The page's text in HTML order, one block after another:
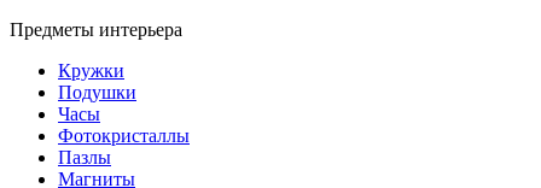
Предметы интерьера
Кружки
Подушки
Часы
Фотокристаллы
Пазлы
Магниты